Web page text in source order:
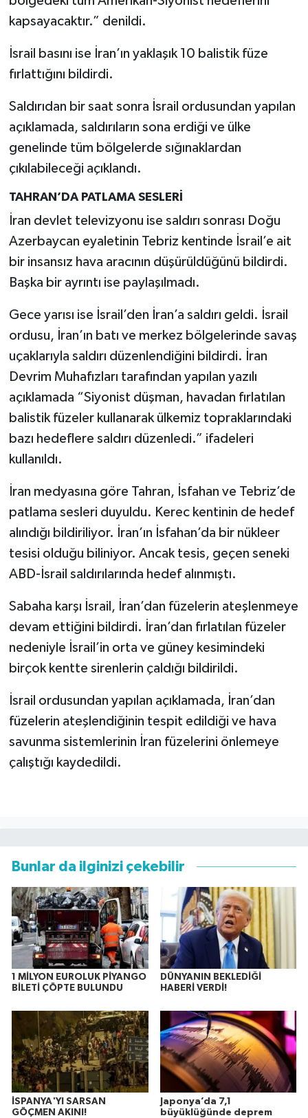
kapsayacaktır.” denildi.
İsrail basını ise İran’ın yaklaşık 10 balistik füze
fırlattığını bildirdi.
Saldırıdan bir saat sonra İsrail ordusundan yapılan
açıklamada, saldırıların sona erdiği ve ülke
genelinde tüm bölgelerde sığınaklardan
çıkılabileceği açıklandı.
TAHRAN’DA PATLAMA SESLERİ
İran devlet televizyonu ise saldırı sonrası Doğu
Azerbaycan eyaletinin Tebriz kentinde İsrail’e ait
bir insansız hava aracının düşürüldüğünü bildirdi.
Başka bir ayrıntı ise paylaşılmadı.
Gece yarısı ise İsrail’den İran’a saldırı geldi. İsrail
ordusu, İran’ın batı ve merkez bölgelerinde savaş
uçaklarıyla saldırı düzenlendiğini bildirdi. İran
Devrim Muhafızları tarafından yapılan yazılı
açıklamada “Siyonist düşman, havadan fırlatılan
balistik füzeler kullanarak ülkemiz topraklarındaki
bazı hedeflere saldırı düzenledi.” ifadeleri
kullanıldı.
İran medyasına göre Tahran, İsfahan ve Tebriz’de
patlama sesleri duyuldu. Kerec kentinin de hedef
alındığı bildiriliyor. İran’ın İsfahan’da bir nükleer
tesisi olduğu biliniyor. Ancak tesis, geçen seneki
ABD-İsrail saldırılarında hedef alınmıştı.
Sabaha karşı İsrail, İran’dan füzelerin ateşlenmeye
devam ettiğini bildirdi. İran’dan fırlatılan füzeler
nedeniyle İsrail’in orta ve güney kesimindeki
birçok kentte sirenlerin çaldığı bildirildi.
İsrail ordusundan yapılan açıklamada, İran’dan
füzelerin ateşlendiğinin tespit edildiği ve hava
savunma sistemlerinin İran füzelerini önlemeye
çalıştığı kaydedildi.
Bunlar da ilginizi çekebilir
1 MİLYON EUROLUK PİYANGO
BİLETİ ÇÖPTE BULUNDU
DÜNYANIN BEKLEDİĞİ
HABERİ VERDİ!
İSPANYA'YI SARSAN
GÖÇMEN AKINI!
Japonya’da 7,1
büyüklüğünde deprem